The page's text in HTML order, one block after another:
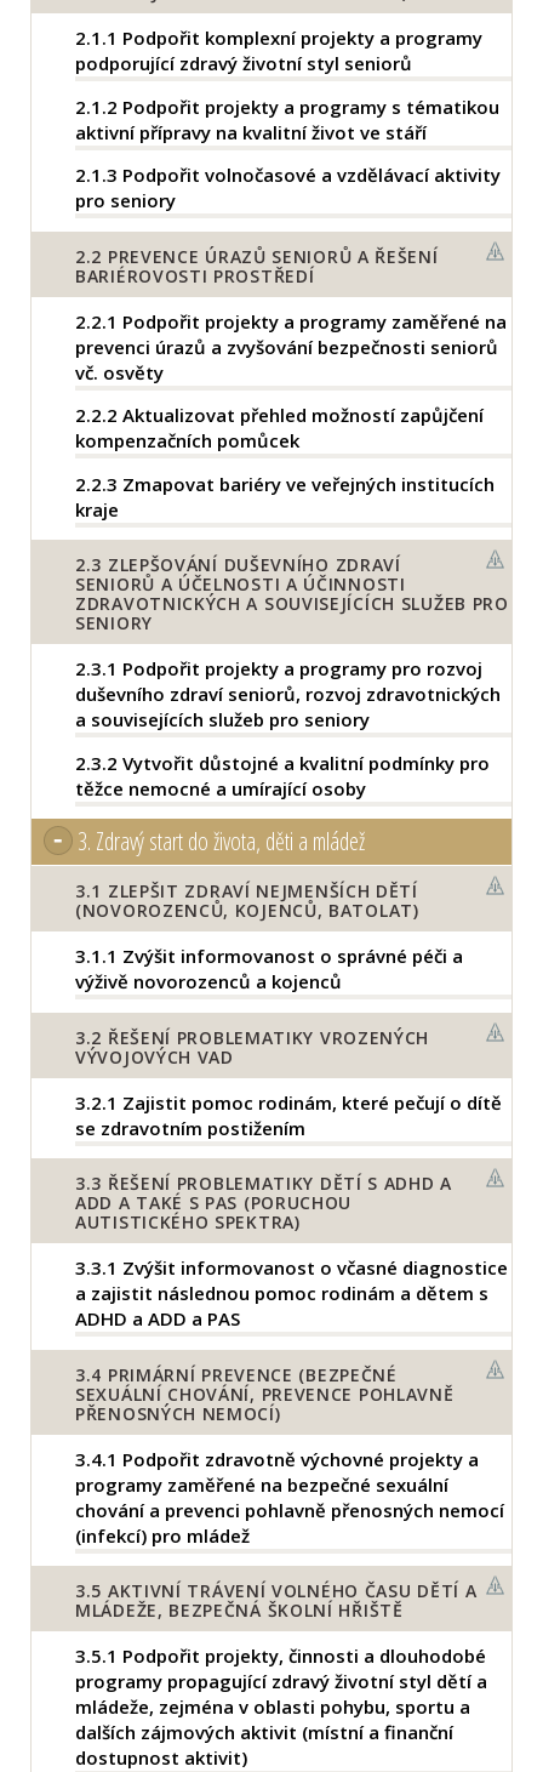
2.1.1 Podpořit komplexní projekty a programy
podporující zdravý životní styl seniorů
2.1.2 Podpořit projekty a programy s tématikou
aktivní přípravy na kvalitní život ve stáří
2.1.3 Podpořit volnočasové a vzdělávací aktivity
pro seniory
2.2 PREVENCE ÚRAZŮ SENIORŮ A ŘEŠENÍ
BARIÉROVOSTI PROSTŘEDÍ
2.2.1 Podpořit projekty a programy zaměřené na
prevenci úrazů a zvyšování bezpečnosti seniorů
vč. osvěty
2.2.2 Aktualizovat přehled možností zapůjčení
kompenzačních pomůcek
2.2.3 Zmapovat bariéry ve veřejných institucích
kraje
2.3 ZLEPŠOVÁNÍ DUŠEVNÍHO ZDRAVÍ
SENIORŮ A ÚČELNOSTI A ÚČINNOSTI
ZDRAVOTNICKÝCH A SOUVISEJÍCÍCH SLUŽEB PRO
SENIORY
2.3.1 Podpořit projekty a programy pro rozvoj
duševního zdraví seniorů, rozvoj zdravotnických
a souvisejících služeb pro seniory
2.3.2 Vytvořit důstojné a kvalitní podmínky pro
těžce nemocné a umírající osoby
3. Zdravý start do života, děti a mládež
3.1 ZLEPŠIT ZDRAVÍ NEJMENŠÍCH DĚTÍ
(NOVOROZENCŮ, KOJENCŮ, BATOLAT)
3.1.1 Zvýšit informovanost o správné péči a
výživě novorozenců a kojenců
3.2 ŘEŠENÍ PROBLEMATIKY VROZENÝCH
VÝVOJOVÝCH VAD
3.2.1 Zajistit pomoc rodinám, které pečují o dítě
se zdravotním postižením
3.3 ŘEŠENÍ PROBLEMATIKY DĚTÍ S ADHD A
ADD A TAKÉ S PAS (PORUCHOU
AUTISTICKÉHO SPEKTRA)
3.3.1 Zvýšit informovanost o včasné diagnostice
a zajistit následnou pomoc rodinám a dětem s
ADHD a ADD a PAS
3.4 PRIMÁRNÍ PREVENCE (BEZPEČNÉ
SEXUÁLNÍ CHOVÁNÍ, PREVENCE POHLAVNĚ
PŘENOSNÝCH NEMOCÍ)
3.4.1 Podpořit zdravotně výchovné projekty a
programy zaměřené na bezpečné sexuální
chování a prevenci pohlavně přenosných nemocí
(infekcí) pro mládež
3.5 AKTIVNÍ TRÁVENÍ VOLNÉHO ČASU DĚTÍ A
MLÁDEŽE, BEZPEČNÁ ŠKOLNÍ HŘIŠTĚ
3.5.1 Podpořit projekty, činnosti a dlouhodobé
programy propagující zdravý životní styl dětí a
mládeže, zejména v oblasti pohybu, sportu a
dalších zájmových aktivit (místní a finanční
dostupnost aktivit)